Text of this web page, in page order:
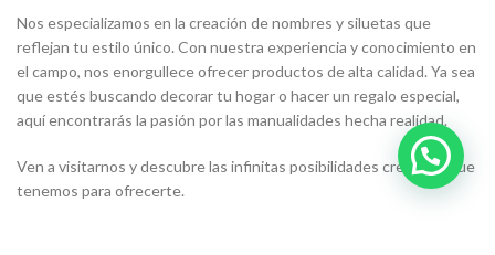
Nos especializamos en la creación de nombres y siluetas que
reflejan tu estilo único. Con nuestra experiencia y conocimiento en
el campo, nos enorgullece ofrecer productos de alta calidad. Ya sea
que estés buscando decorar tu hogar o hacer un regalo especial,
aquí encontrarás la pasión por las manualidades hecha realidad.
Ven a visitarnos y descubre las infinitas posibilidades creativas que
tenemos para ofrecerte.